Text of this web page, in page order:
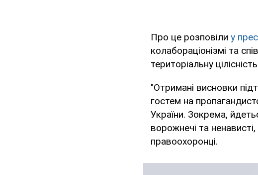
Про це розповіли у
колабораціонізмі та
територіальну
"Отримані висновки
гостем на
України. Зокрема,
ворожнечі та
правоохоронці.